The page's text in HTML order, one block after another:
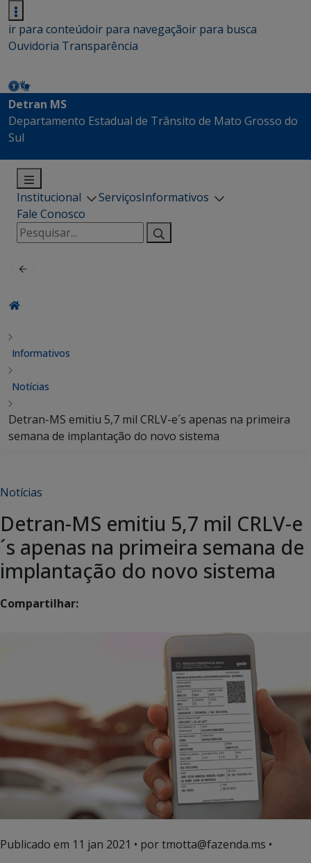
ir para conteúdoir para navegaçãoir para busca
Ouvidoria Transparência
Detran MS
Departamento Estadual de Trânsito de Mato Grosso do
Sul
Institucional ServiçosInformativos
Fale Conosco
Pesquisar
por:
Informativos
Notícias
Detran-MS emitiu 5,7 mil CRLV-e´s apenas na primeira
semana de implantação do novo sistema
Notícias
Detran-MS emitiu 5,7 mil CRLV-e
´s apenas na primeira semana de
implantação do novo sistema
Compartilhar:
Publicado em 11 jan 2021 • por tmotta@fazenda.ms •